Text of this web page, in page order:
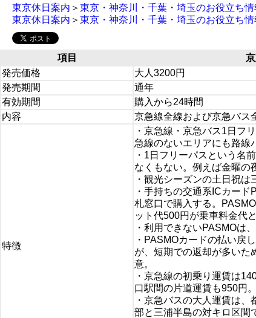
東京休日案内 ＞ 東京・神奈川・千葉・埼玉のお役立ち情
東京休日案内 ＞ 東京・神奈川・千葉・埼玉のお役立ち情
項目
発売価格
大人3200円
発売期間
通年
有効期間
購入から24時間
内容
京急線全線および京急バス
特徴
・京急線・京急バス1日フ
急線のないエリアにも路線
・1日フリーパスという名
なくもない。例えば金曜の
・観光シーズンの土日祝は
・手持ちの交通系ICカー
札窓口で購入する。
ット代500円が乗車料金代
・利用できないPASMOは
・PASMOカードの払い戻
が、短期での返却が多いた
意。
・京急線の初乗り運賃は
口駅間の片道運賃も950円。
・京急バスの大人運賃は
部と三浦半島の対キロ区間